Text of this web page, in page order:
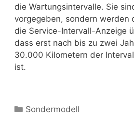
die Wartungsintervalle. Sie
vorgegeben, sondern werden
die Service-Intervall-Anzeige
dass erst nach bis zu zwei
30.000 Kilometern der
ist.
Kategorien
Sondermodell